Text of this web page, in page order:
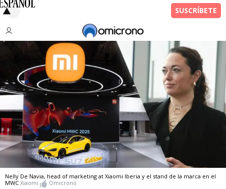
Nelly De Navia, head of marketing at Xiaomi Iberia y el stand de la marca en el
MWC Xiaomi Omicrono